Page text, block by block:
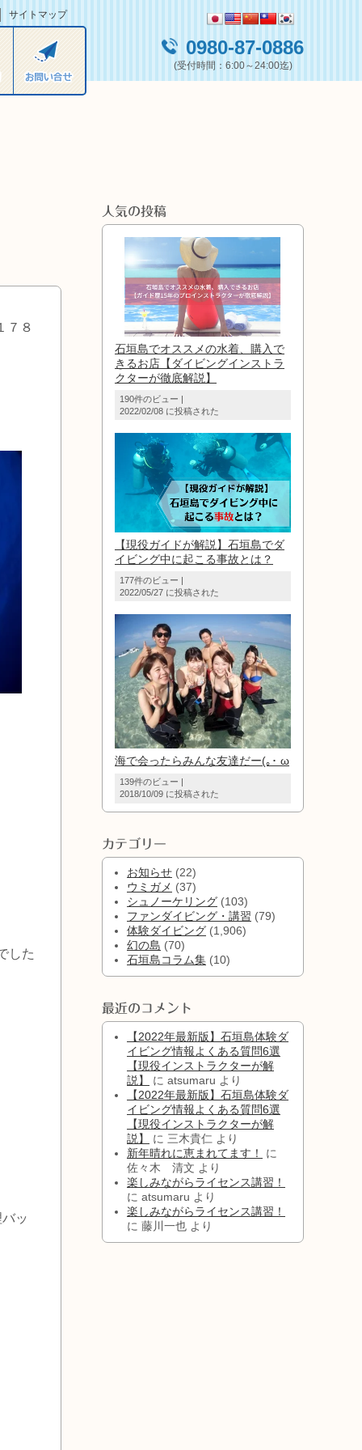
サイトマップ
0980-87-0886
(受付時間：6:00～24:00迄)
８
した
ッ
人気の投稿
石垣島でオススメの水着、購入で
きるお店【ダイビングインストラ
クターが徹底解説】
190件のビュー |
2022/02/08 に投稿された
【現役ガイドが解説】石垣島でダ
イビング中に起こる事故とは？
177件のビュー |
2022/05/27 に投稿された
海で会ったらみんな友達だー(｡･ ω
139件のビュー
2018/10/09 に投稿された
カテゴリー
お知らせ (22)
ウミガメ (37)
シュノーケリング (103)
ファンダイビング・講習 (79)
体験ダイビング (1,906)
幻の島 (70)
石垣島コラム集 (10)
最近のコメント
【2022年最新版】石垣島体験ダ
イビング情報よくある質問6選
【現役インストラクターが解
説】
に atsumaru より
【2022年最新版】石垣島体験ダ
イビング情報よくある質問6選
【現役インストラクターが解
説】
に 三木貴仁 より
新年晴れに恵まれてます！
に
佐々木 清文 より
楽しみながらライセンス講習！
に atsumaru より
楽しみながらライセンス講習！
に 藤川一也 より